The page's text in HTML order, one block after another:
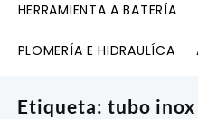
HERRAMIENTA A BATERÍA
PLOMERÍA E HIDRAULÍCA
Etiqueta:tubo inox